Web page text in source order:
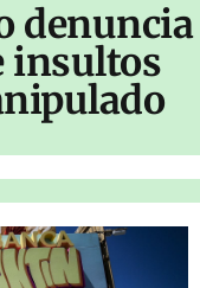
denuncia
insultos